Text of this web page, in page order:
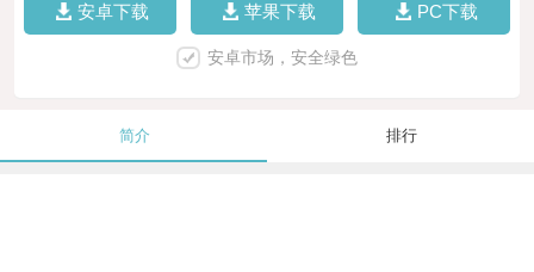
安卓下载 苹果下载 PC下载
安卓市场，安全绿色
简介 排行